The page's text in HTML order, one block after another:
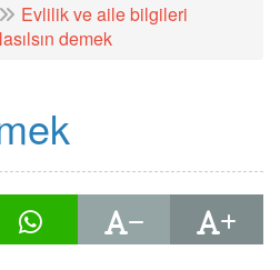
Evlilik ve aile bilgileri
demek